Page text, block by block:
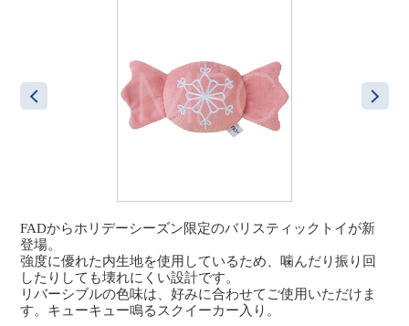
FADからホリデーシーズン限定のバリスティックトイが新
登場。
強度に優れた内生地を使用しているため、噛んだり振り回
したりしても壊れにくい設計です。
リバーシブルの色味は、好みに合わせてご使用いただけま
す。キューキュー鳴るスクイーカー入り。